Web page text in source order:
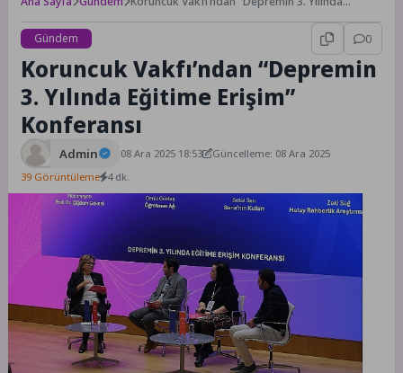
Gündem
0
Koruncuk Vakfı’ndan “Depremin
3. Yılında Eğitime Erişim”
Konferansı
Admin 08 Ara 2025 18:53
Güncelleme: 08 Ara 2025
39 Görüntüleme 4 dk.